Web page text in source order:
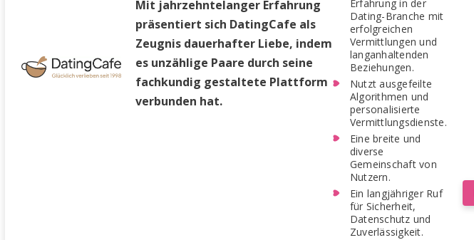
Mit jahrzehntelanger Erfahrung
präsentiert sich DatingCafe als
Zeugnis dauerhafter Liebe, indem
es unzählige Paare durch seine
fachkundig gestaltete Plattform
verbunden hat.
Erfahrung in der
Dating-Branche mit
erfolgreichen
Vermittlungen und
langanhaltenden
Beziehungen.
Nutzt ausgefeilte
Algorithmen und
personalisierte
Vermittlungsdienste.
Eine breite und
diverse
Gemeinschaft von
Nutzern.
Ein langjähriger Ruf
für Sicherheit,
Datenschutz und
Zuverlässigkeit.